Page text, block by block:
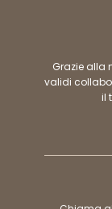
Grazie alla
validi
il